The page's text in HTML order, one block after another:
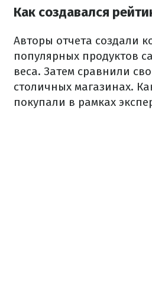
Как создавался
Авторы отчета создали
популярных продуктов
веса. Затем сравнили
столичных магазинах.
покупали в рамках